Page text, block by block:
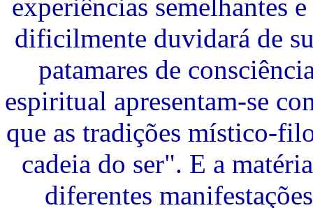
experiências semelhantes
dificilmente duvidará de
patamares de
espiritual apresentam-se
que as tradições místico-
cadeia do ser". E a
diferentes